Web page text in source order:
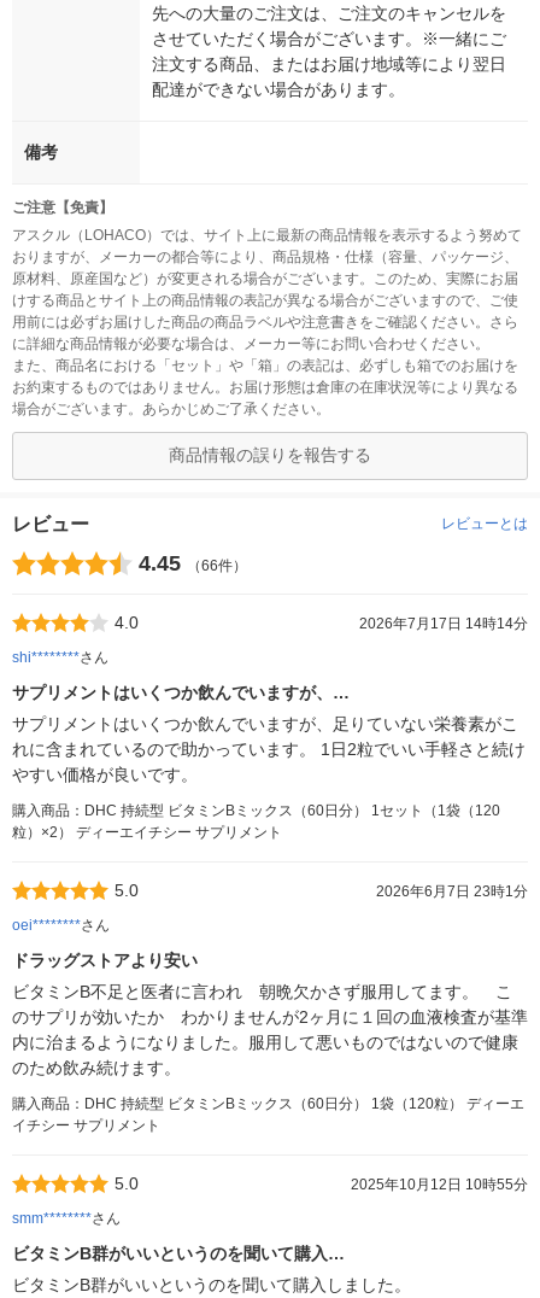
先への大量のご注文は、ご注文のキャンセルを
させていただく場合がございます。※一緒にご
注文する商品、またはお届け地域等により翌日
配達ができない場合があります。
備考
ご注意【免責】
アスクル（LOHACO）では、サイト上に最新の商品情報を表示するよう努めて
おりますが、メーカーの都合等により、商品規格・仕様（容量、パッケージ、
原材料、原産国など）が変更される場合がございます。このため、実際にお届
けする商品とサイト上の商品情報の表記が異なる場合がございますので、ご使
用前には必ずお届けした商品の商品ラベルや注意書きをご確認ください。さら
に詳細な商品情報が必要な場合は、メーカー等にお問い合わせください。
また、商品名における「セット」や「箱」の表記は、必ずしも箱でのお届けを
お約束するものではありません。お届け形態は倉庫の在庫状況等により異なる
場合がございます。あらかじめご了承ください。
商品情報の誤りを報告する
レビュー レビューとは
4.45 （66件）
4.0
2026年7月17日 14時14分
shi********さん
サプリメントはいくつか飲んでいますが、…
サプリメントはいくつか飲んでいますが、足りていない栄養素がこ
れに含まれているので助かっています。 1日2粒でいい手軽さと続け
やすい価格が良いです。
購入商品：DHC 持続型 ビタミンBミックス（60日分） 1セット（1袋（120
粒）×2） ディーエイチシー サプリメント
5.0
2026年6月7日 23時1分
oei********さん
ドラッグストアより安い
ビタミンB不足と医者に言われ 朝晩欠かさず服用してます。 こ
のサプリが効いたか わかりませんが2ヶ月に１回の血液検査が基準
内に治まるようになりました。服用して悪いものではないので健康
のため飲み続けます。
購入商品：DHC 持続型 ビタミンBミックス（60日分） 1袋（120粒） ディーエ
イチシー サプリメント
5.0
2025年10月12日 10時55分
smm********さん
ビタミンB群がいいというのを聞いて購入…
ビタミンB群がいいというのを聞いて購入しました。